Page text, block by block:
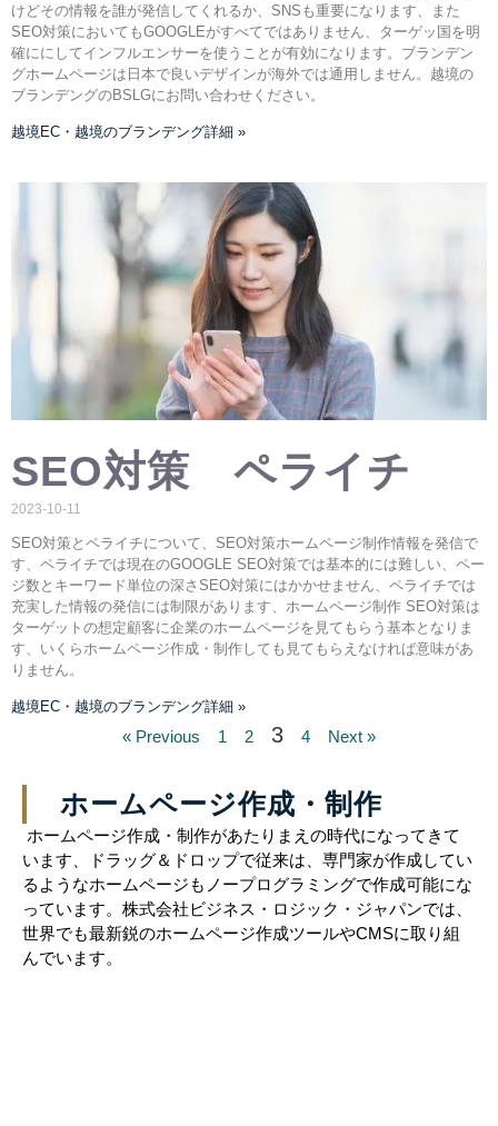
けどその情報を誰が発信してくれるか、SNSも重要になります、また
SEO対策においてもGOOGLEがすべてではありません、ターゲッ国を明
確ににしてインフルエンサーを使うことが有効になります。ブランデン
グホームページは日本で良いデザインが海外では通用しません。越境の
ブランデングのBSLGにお問い合わせください。
越境EC・越境のブランデング詳細 »
SEO対策 ペライチ
2023-10-11
SEO対策とペライチについて、SEO対策ホームページ制作情報を発信で
す、ペライチでは現在のGOOGLE SEO対策では基本的には難しい、ペー
ジ数とキーワード単位の深さSEO対策にはかかせません、ペライチでは
充実した情報の発信には制限があります、ホームページ制作 SEO対策は
ターゲットの想定顧客に企業のホームページを見てもらう基本となりま
す、いくらホームページ作成・制作しても見てもらえなければ意味があ
りません。
越境EC・越境のブランデング詳細 »
« Previous 1 2 3 4 Next »
ホームページ作成・制作
ホームページ作成・制作があたりまえの時代になってきて
います、ドラッグ＆ドロップで従来は、専門家が作成してい
るようなホームページもノープログラミングで作成可能にな
っています。株式会社ビジネス・ロジック・ジャパンでは、
世界でも最新鋭のホームページ作成ツールやCMSに取り組
んでいます。